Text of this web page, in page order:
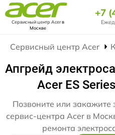
Сервисный центр Acerв
Москве
+7
Сервисный центр Acer
Апгрейд
Acer ES
Позвоните или
сервис-центра Acer в
ремонта